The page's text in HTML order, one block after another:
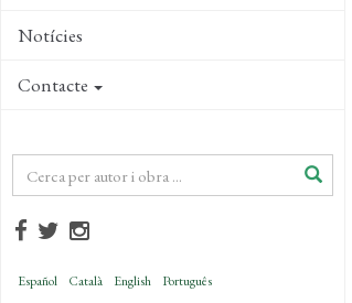
Notícies
Contacte
Español Català English Português